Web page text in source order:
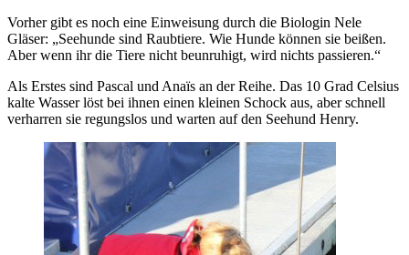
Vorher gibt es noch eine Einweisung durch die Biologin Nele
Gläser: „Seehunde sind Raubtiere. Wie Hunde können sie beißen.
Aber wenn ihr die Tiere nicht beunruhigt, wird nichts passieren.“
Als Erstes sind Pascal und Anaïs an der Reihe. Das 10 Grad Celsius
kalte Wasser löst bei ihnen einen kleinen Schock aus, aber schnell
verharren sie regungslos und warten auf den Seehund Henry.